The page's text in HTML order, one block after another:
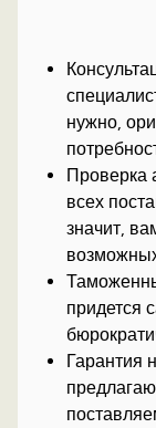
нужно,
Проверка
всех
значит,
придется
Гарантия